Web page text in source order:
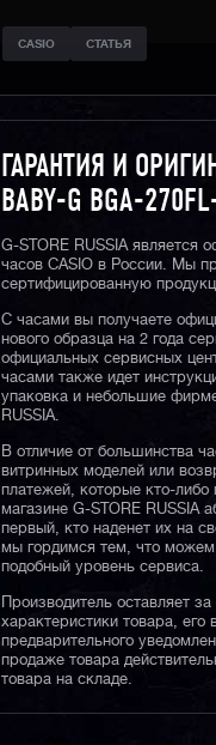
CASIO СТАТЬЯ
ГАРАНТИЯ И
BABY-G BGA-
G-STORE RUSSIA является
часов CASIO в России. Мы
сертифицированную
С часами вы получаете
нового образца на 2 года
официальных сервисных
часами также идет
упаковка и небольшие
RUSSIA.
В отличие от большинства
витринных моделей или
платежей, которые кто-
магазине G-STORE RUSSIA
первый, кто наденет их на
мы гордимся тем, что можем
подобный уровень сервиса.
Производитель оставляет
характеристики товара, его
предварительного
продаже товара
товара на складе.